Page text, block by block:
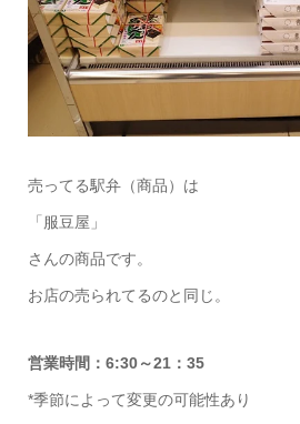
売ってる駅弁（商品）は
「服豆屋」
さんの商品です。
お店の売られてるのと同じ。
営業時間：6:30～21：35
*季節によって変更の可能性あり